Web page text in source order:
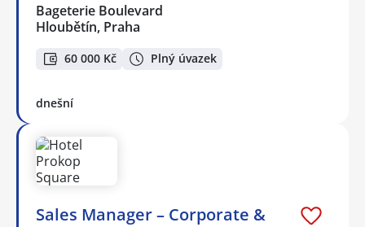
Bageterie Boulevard
Hloubětín, Praha
60 000 Kč Plný úvazek
dnešní
Sales Manager – Corporate &